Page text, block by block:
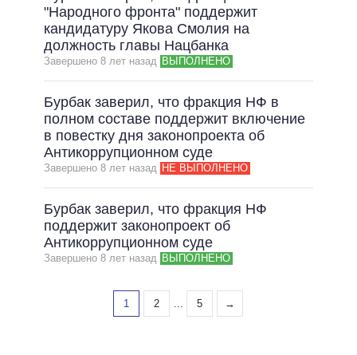
"Народного фронта" поддержит
кандидатуру Якова Смолия на
должность главы Нацбанка
Завершено 8 лет назад ВЫПОЛНЕНО
Бурбак заверил, что фракция НФ в
полном составе поддержит включение
в повестку дня законопроекта об
Антикоррупционном суде
Завершено 8 лет назад НЕ ВЫПОЛНЕНО
Бурбак заверил, что фракция НФ
поддержит законопроект об
Антикоррупционном суде
Завершено 8 лет назад ВЫПОЛНЕНО
1 2 ... 5 →